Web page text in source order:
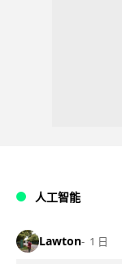
人工智能
Lawton 1 日